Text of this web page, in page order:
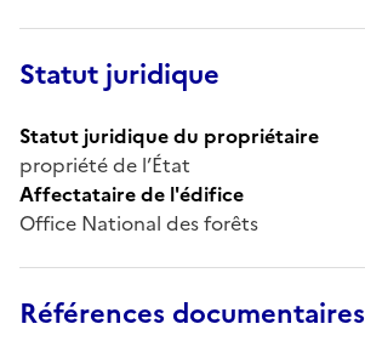
Statut juridique
Statut juridique du propriétaire
propriété de l’État
Affectataire de l'édifice
Office National des forêts
Références documentaires